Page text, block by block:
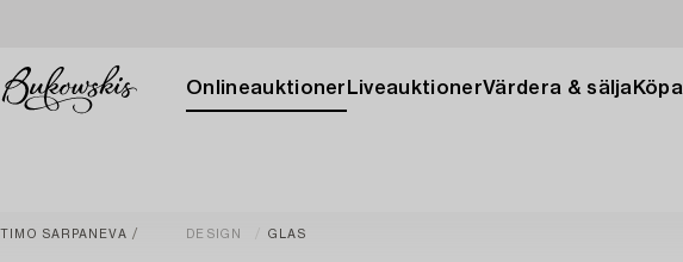
Onlineauktioner LiveauktionerVärdera & sälja Köpa
TIMO SARPANEVA DESIGN GLAS